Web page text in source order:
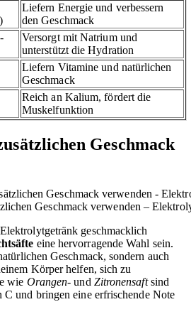
Liefern Energie und verbessern
den Geschmack
Versorgt mit Natrium und
unterstützt die Hydration
Liefern Vitamine und natürlichen
Geschmack
Reich an Kalium, fördert die
Muskelfunktion
Geschmack
Geschmack verwenden –
geschmacklich
eine hervorragende Wahl sein.
Geschmack, sondern auch
Körper helfen, sich zu
wie Orangen- und Zitronensaftsind
C und bringen eine erfrischende Note